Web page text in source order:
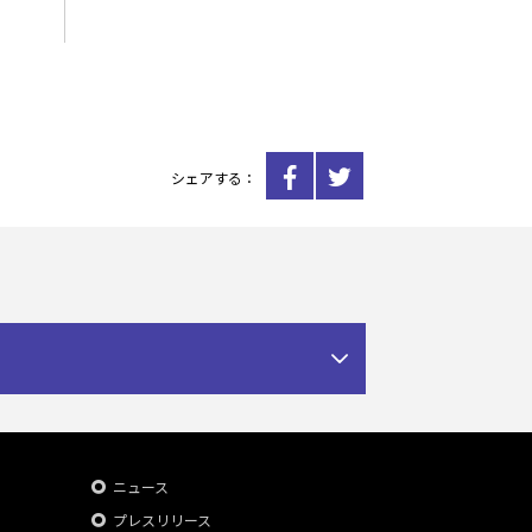
シェアする：
ニュース
プレスリリース